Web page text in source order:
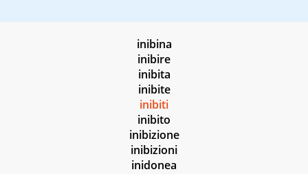
inibina
inibire
inibita
inibite
inibiti
inibito
inibizione
inibizioni
inidonea